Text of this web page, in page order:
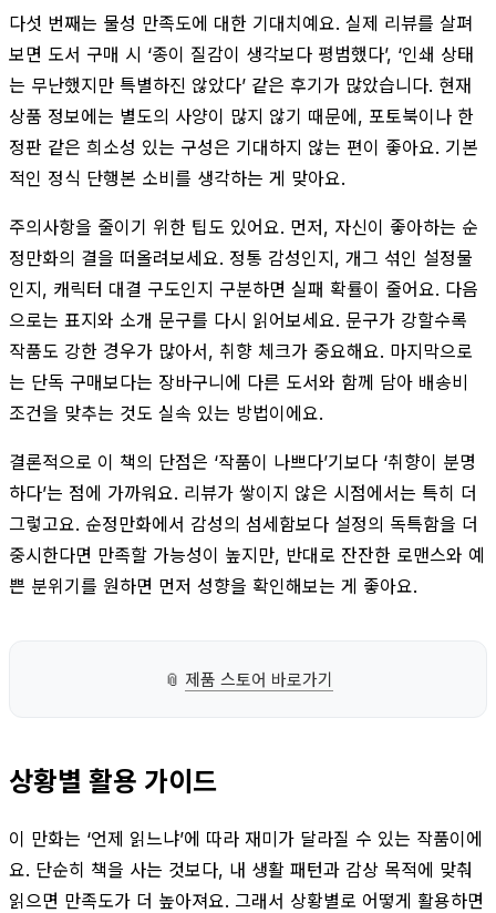
다섯 번째는 물성 만족도에 대한 기대치예요. 실제 리뷰를 살펴
보면 도서 구매 시 ‘종이 질감이 생각보다 평범했다’, ‘인쇄 상태
는 무난했지만 특별하진 않았다’ 같은 후기가 많았습니다. 현재
상품 정보에는 별도의 사양이 많지 않기 때문에, 포토북이나 한
정판 같은 희소성 있는 구성은 기대하지 않는 편이 좋아요. 기본
적인 정식 단행본 소비를 생각하는 게 맞아요.
주의사항을 줄이기 위한 팁도 있어요. 먼저, 자신이 좋아하는 순
정만화의 결을 떠올려보세요. 정통 감성인지, 개그 섞인 설정물
인지, 캐릭터 대결 구도인지 구분하면 실패 확률이 줄어요. 다음
으로는 표지와 소개 문구를 다시 읽어보세요. 문구가 강할수록
작품도 강한 경우가 많아서, 취향 체크가 중요해요. 마지막으로
는 단독 구매보다는 장바구니에 다른 도서와 함께 담아 배송비
조건을 맞추는 것도 실속 있는 방법이에요.
결론적으로 이 책의 단점은 ‘작품이 나쁘다’기보다 ‘취향이 분명
하다’는 점에 가까워요. 리뷰가 쌓이지 않은 시점에서는 특히 더
그렇고요. 순정만화에서 감성의 섬세함보다 설정의 독특함을 더
중시한다면 만족할 가능성이 높지만, 반대로 잔잔한 로맨스와 예
쁜 분위기를 원하면 먼저 성향을 확인해보는 게 좋아요.
📎 제품 스토어 바로가기
상황별 활용 가이드
이 만화는 ‘언제 읽느냐’에 따라 재미가 달라질 수 있는 작품이에
요. 단순히 책을 사는 것보다, 내 생활 패턴과 감상 목적에 맞춰
읽으면 만족도가 더 높아져요. 그래서 상황별로 어떻게 활용하면